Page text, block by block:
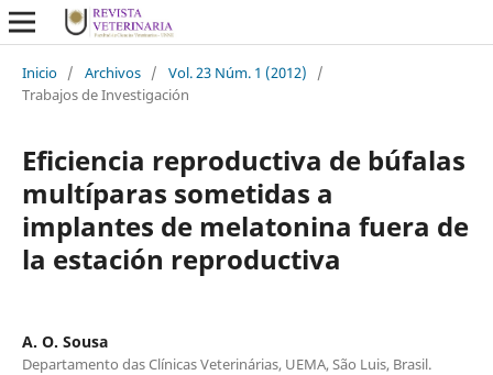
Inicio / Archivos / Vol. 23 Núm. 1 (2012)
/
Trabajos de Investigación
Eficiencia reproductiva de búfalas
multíparas sometidas a
implantes de melatonina fuera de
la estación reproductiva
A. O. Sousa
Departamento das Clínicas Veterinárias, UEMA, São Luis, Brasil.